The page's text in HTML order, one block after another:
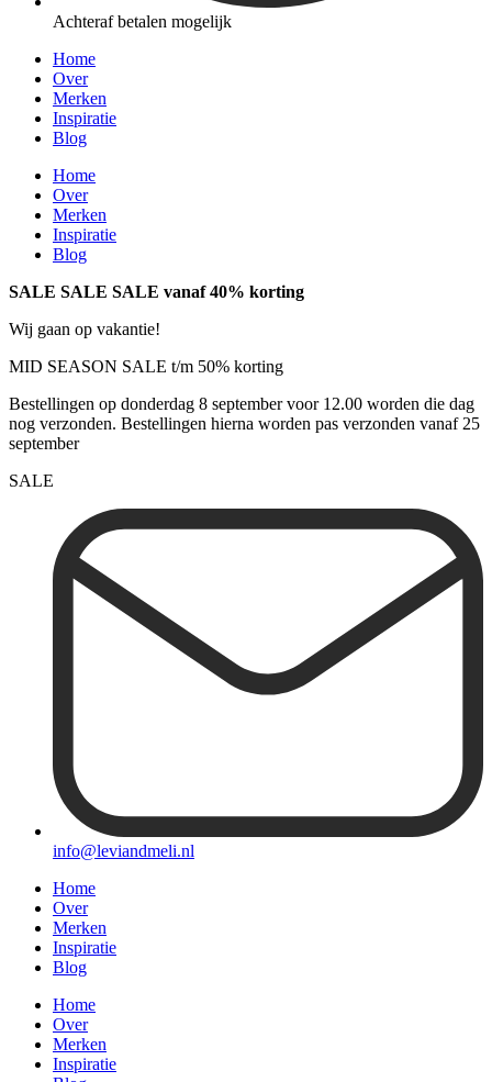
Achteraf betalen mogelijk
Home
Over
Merken
Inspiratie
Blog
Home
Over
Merken
Inspiratie
Blog
SALE SALE SALE vanaf 40% korting
Wij gaan op vakantie!
MID SEASON SALE t/m 50% korting
Bestellingen op donderdag 8 september voor 12.00 worden die dag
nog verzonden. Bestellingen hierna worden pas verzonden vanaf 25
september
SALE
info@leviandmeli.nl
Home
Over
Merken
Inspiratie
Blog
Home
Over
Merken
Inspiratie